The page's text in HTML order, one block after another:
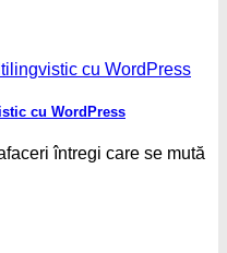
cu WordPress
întregi care se mută